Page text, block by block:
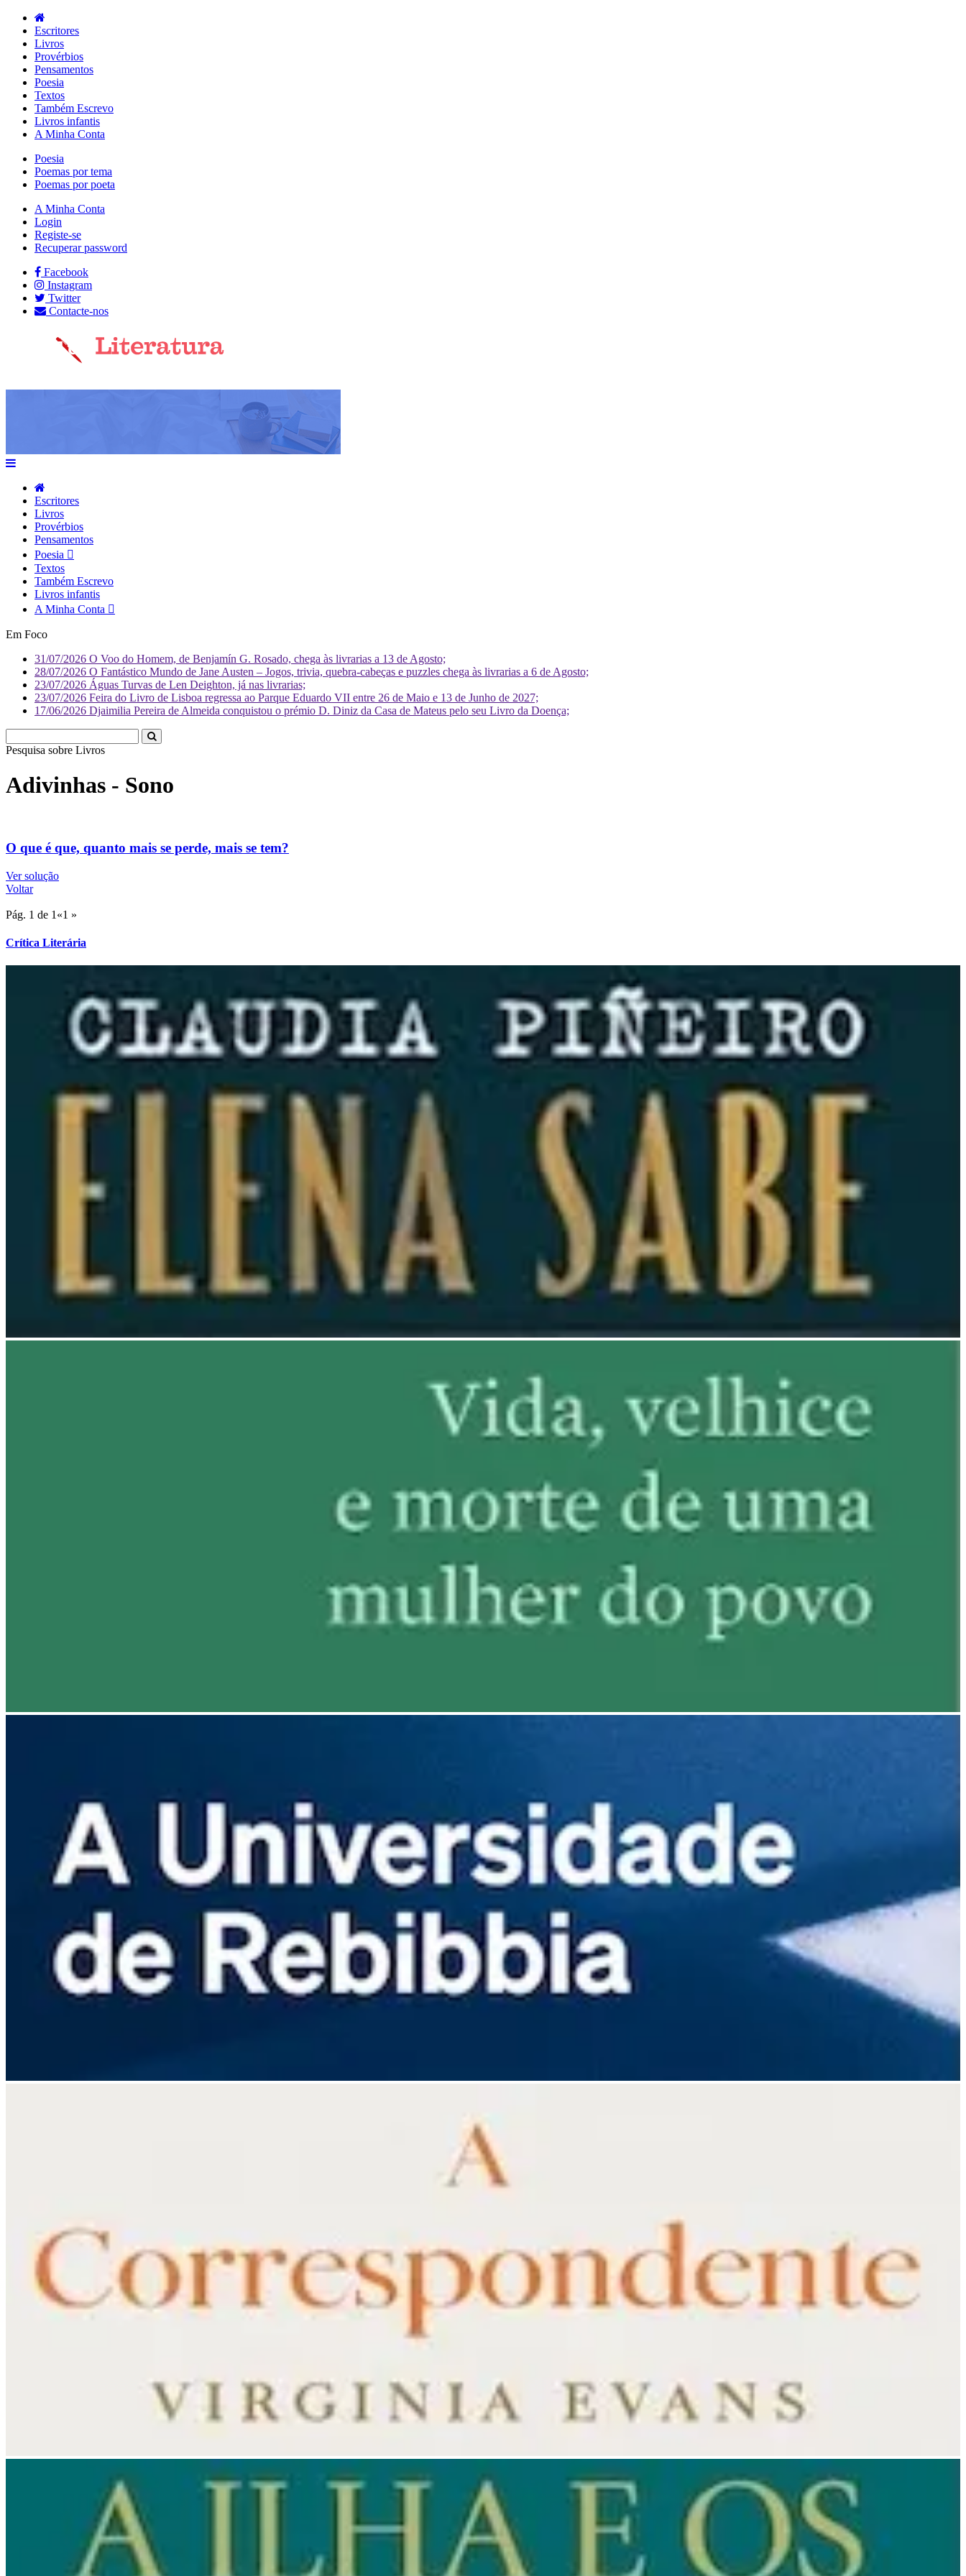
Escritores
Livros
Provérbios
Pensamentos
Poesia
Textos
Também Escrevo
Livros infantis
A Minha Conta
Poesia
Poemas por tema
Poemas por poeta
A Minha Conta
Login
Registe-se
Recuperar password
Facebook
Instagram
Twitter
Contacte-nos
Escritores
Livros
Provérbios
Pensamentos
Poesia
Textos
Também Escrevo
Livros infantis
A Minha Conta
Em Foco
31/07/2026 O Voo do Homem, de Benjamín G. Rosado, chega às livrarias a 13 de Agosto;
28/07/2026 O Fantástico Mundo de Jane Austen – Jogos, trivia, quebra-cabeças e puzzles chega às livrarias a 6 de Agosto;
23/07/2026 Águas Turvas de Len Deighton, já nas livrarias;
23/07/2026 Feira do Livro de Lisboa regressa ao Parque Eduardo VII entre 26 de Maio e 13 de Junho de 2027;
17/06/2026 Djaimilia Pereira de Almeida conquistou o prémio D. Diniz da Casa de Mateus pelo seu Livro da Doença;
Pesquisa sobre Literatura
Adivinhas - Sono
O que é que, quanto mais se perde, mais se tem?
Ver solução
Voltar
Pág. 1 de 1 «1 »
Crítica Literária